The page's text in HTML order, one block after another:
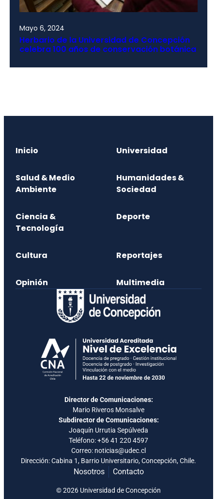
Mayo 6, 2024
Herbario de la Universidad de Concepción
celebra 100 años de conservación botánica
Inicio Universidad
Salud & Medio
Ambiente
Humanidades &
Sociedad
Ciencia &
Tecnología
Deporte
Cultura Reportajes
Opinión Multimedia
Director de Comunicaciones:
Mario Riveros Monsalve
Subdirector de Comunicaciones:
Joaquín Urrutia Sepúlveda
Teléfono:+56 41 220 4597
Correo: noticias@udec.cl
Dirección: Cabina 1, Barrio Universitario, Concepción, Chile.
Nosotros Contacto
© 2026 Universidad de Concepción